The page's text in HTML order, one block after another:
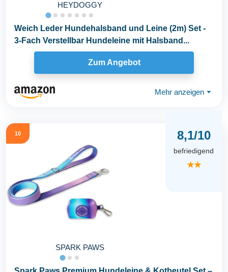
HEYDOGGY
Weich Leder Hundehalsband und Leine (2m) Set -
3-Fach Verstellbar Hundeleine mit Halsband...
Zum Angebot
Mehr anzeigen ⏷
10
SPARK PAWS
8,1/10
befriedigend
★★